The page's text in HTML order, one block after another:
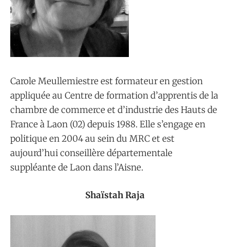
Carole Meullemiestre est formateur en gestion
appliquée au Centre de formation d’apprentis de la
chambre de commerce et d’industrie des Hauts de
France à Laon (02) depuis 1988. Elle s’engage en
politique en 2004 au sein du MRC et est
aujourd’hui conseillère départementale
suppléante de Laon dans l’Aisne.
Shaïstah Raja